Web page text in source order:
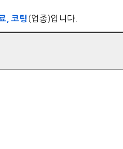
, 코팅 (업종)입니다.